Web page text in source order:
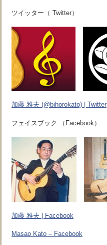
ツイッター（ Twitter）
加藤 雅夫 (@bihorokato) | Twitter
フェイスブック （Facebook）
加藤 雅夫 | Facebook
Masao Kato – Facebook